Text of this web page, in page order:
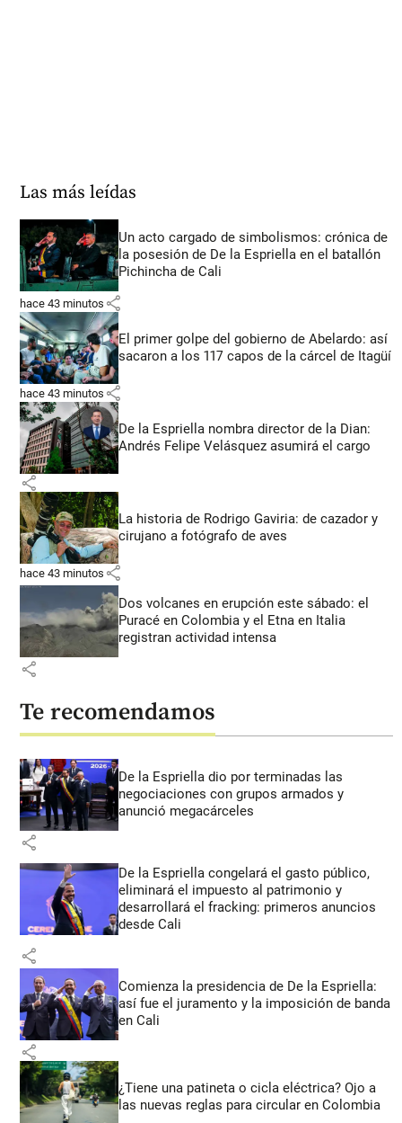
Las más leídas
Un acto cargado de simbolismos: crónica de
la posesión de De la Espriella en el batallón
Pichincha de Cali
hace 43 minutos share
El primer golpe del gobierno de Abelardo: así
sacaron a los 117 capos de la cárcel de Itagüí
hace 43 minutos share
De la Espriella nombra director de la Dian:
Andrés Felipe Velásquez asumirá el cargo
share
La historia de Rodrigo Gaviria: de cazador y
cirujano a fotógrafo de aves
hace 43 minutos share
Dos volcanes en erupción este sábado: el
Puracé en Colombia y el Etna en Italia
registran actividad intensa
share
Te recomendamos
De la Espriella dio por terminadas las
negociaciones con grupos armados y
anunció megacárceles
share
De la Espriella congelará el gasto público,
eliminará el impuesto al patrimonio y
desarrollará el fracking: primeros anuncios
desde Cali
share
Comienza la presidencia de De la Espriella:
así fue el juramento y la imposición de banda
en Cali
share
¿Tiene una patineta o cicla eléctrica? Ojo a
las nuevas reglas para circular en Colombia